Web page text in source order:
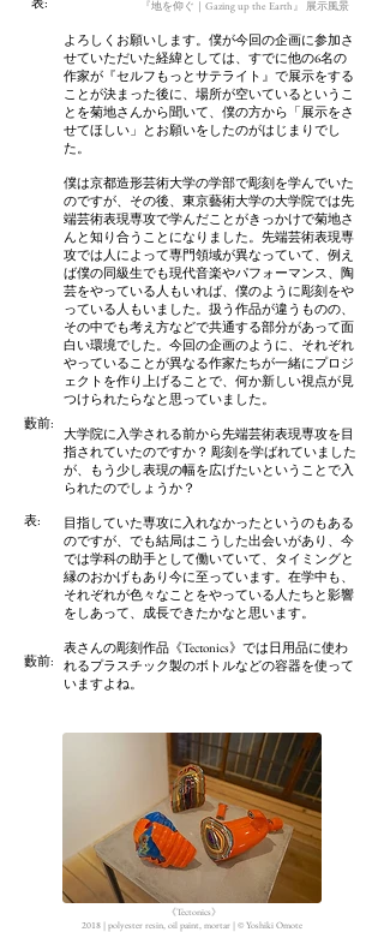
『地を仰ぐ｜Gazing up the Earth』 展示風景
よろしくお願いします。僕が今回の企画に参加さ
せていただいた経緯としては、すでに他の6名の
作家が『セルフもっとサテライト』で展示をする
ことが決まった後に、場所が空いているというこ
とを菊地さんから聞いて、僕の方から「展示をさ
せてほしい」とお願いをしたのがはじまりでし
た。
僕は京都造形芸術大学の学部で彫刻を学んでいた
のですが、その後、東京藝術大学の大学院では先
端芸術表現専攻で学んだことがきっかけで菊地さ
んと知り合うことになりました。先端芸術表現専
攻では人によって専門領域が異なっていて、例え
ば僕の同級生でも現代音楽やパフォーマンス、陶
芸をやっている人もいれば、僕のように彫刻をや
っている人もいました。扱う作品が違うものの、
その中でも考え方などで共通する部分があって面
白い環境でした。今回の企画のように、それぞれ
やっていることが異なる作家たちが一緒にプロジ
ェクトを作り上げることで、何か新しい視点が見
つけられたらなと思っていました。
大学院に入学される前から先端芸術表現専攻を目
指されていたのですか？ 彫刻を学ばれていました
が、もう少し表現の幅を広げたいということで入
られたのでしょうか？
目指していた専攻に入れなかったというのもある
のですが、でも結局はこうした出会いがあり、今
では学科の助手として働いていて、タイミングと
縁のおかげもあり今に至っています。在学中も、
それぞれが色々なことをやっている人たちと影響
をしあって、成長できたかなと思います。
表さんの彫刻作品《Tectonics》では日用品に使わ
れるプラスチック製のボトルなどの容器を使って
いますよね。
藪前:
​表:
藪前:
《Tectonics》
2018 | polyester resin, oil paint, mortar | ©︎ Yoshiki Omote